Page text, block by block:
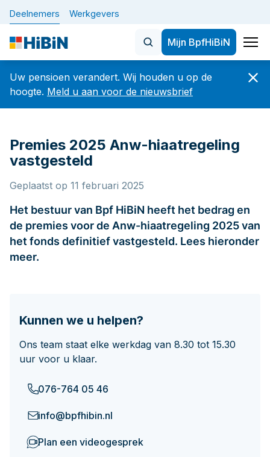
Deelnemers Werkgevers
Mijn BpfHiBiN
Nieuws
De nieuwe pensioenregeling
Hoeveel en wanneer
Verandering in werk of privé
Uw gegevens
Contact
BELANGRIJK: let op veranderingen in uw
dienstverband vóór of op 1 oktober 2026
Nieuwsbrief
Betaaldatums, specificaties en jaaropgaven
Uw pensioen verandert. Wij houden u op de
hoogte. Meld u aan voor de nieuwsbrief
Premies 2025 Anw-hiaatregeling
vastgesteld
Geplaatst op 11 februari 2025
Het bestuur van Bpf HiBiN heeft het bedrag en
de premies voor de Anw-hiaatregeling 2025 van
het fonds definitief vastgesteld. Lees hieronder
meer.
Kunnen we u helpen?
Ons team staat elke werkdag van 8.30 tot 15.30
uur voor u klaar.
076-764 05 46
info@bpfhibin.nl
Plan een videogesprek